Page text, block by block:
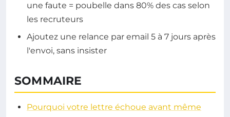
une faute = poubelle dans 80% des cas selon
les recruteurs
Ajoutez une relance par email 5 à 7 jours après
l'envoi, sans insister
SOMMAIRE
Pourquoi votre lettre échoue avant même